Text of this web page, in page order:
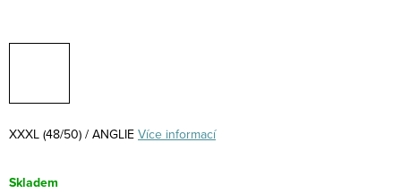
XXXL (48/50) / ANGLIE Více informací
Skladem